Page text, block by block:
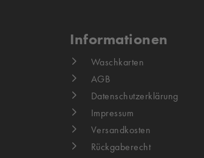
Informationen
Waschkarten
AGB
Datenschutzerklärung
Impressum
Versandkosten
Rückgaberecht